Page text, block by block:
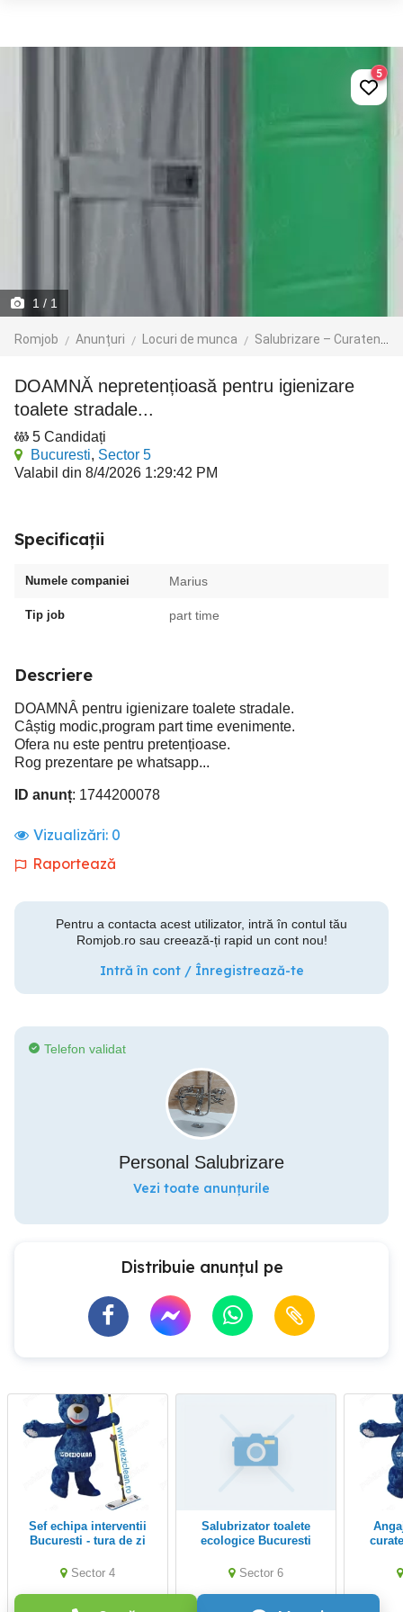
1 / 1
Romjob Anunțuri Locuri de munca Salubrizare – Curatenie – Dezinsectie
5
DOAMNĂ nepretențioasă pentru igienizare
toalete stradale...
5 Candidați
Bucuresti, Sector 5
Valabil din 8/4/2026 1:29:42 PM
Specificații
Numele companiei Marius
Tip job part time
Descriere
DOAMNÂ pentru igienizare toalete stradale.
Câștig modic,program part time evenimente.
Ofera nu este pentru pretențioase.
Rog prezentare pe whatsapp...
ID anunț: 1744200078
Vizualizări: 0
Raportează
Pentru a contacta acest utilizator, intră în contul tău
Romjob.ro sau creează-ți rapid un cont nou!
Intră în cont / Înregistrează-te
Telefon validat
Personal Salubrizare
Vezi toate anunțurile
Distribuie anunțul pe
Sef echipa interventii
Bucuresti - tura de zi
Sector 4
Salubrizator toalete
ecologice Bucuresti
Sector 6
Angajam personal
curatenie